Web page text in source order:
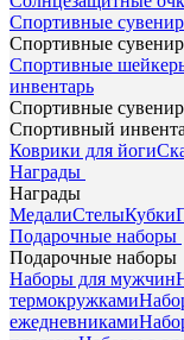
Спортивные
Спортивные
Спортивные
инвентарь
Спортивные
Спортивный
Коврики для йоги
Награды
Награды
МедалиСтелыКубки
Подарочные наборы
Подарочные наборы
Наборы для мужчин
термокружками
ежедневниками